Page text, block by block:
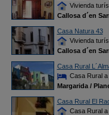
Vivienda
Callosa d´en
Casa Natura 43
Vivienda
Callosa d´en
Casa Rural
Casa Rural a
Margarida /
Casa Rural El
Casa Rural a